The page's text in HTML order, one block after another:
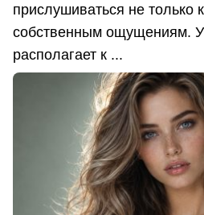
прислушиваться не только
собственным ощущениям.
располагает к ...